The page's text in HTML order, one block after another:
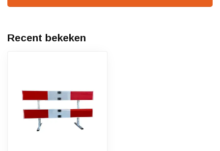
Recent bekeken